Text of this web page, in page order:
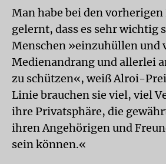
Man habe bei den
gelernt, dass es sehr wichtig
Menschen »einzuhüllen und
Medienandrang und allerlei
zu schützen«, weiß Alroi-
Linie brauchen sie viel, viel
ihre Privatsphäre, die
ihren Angehörigen und
sein können.«